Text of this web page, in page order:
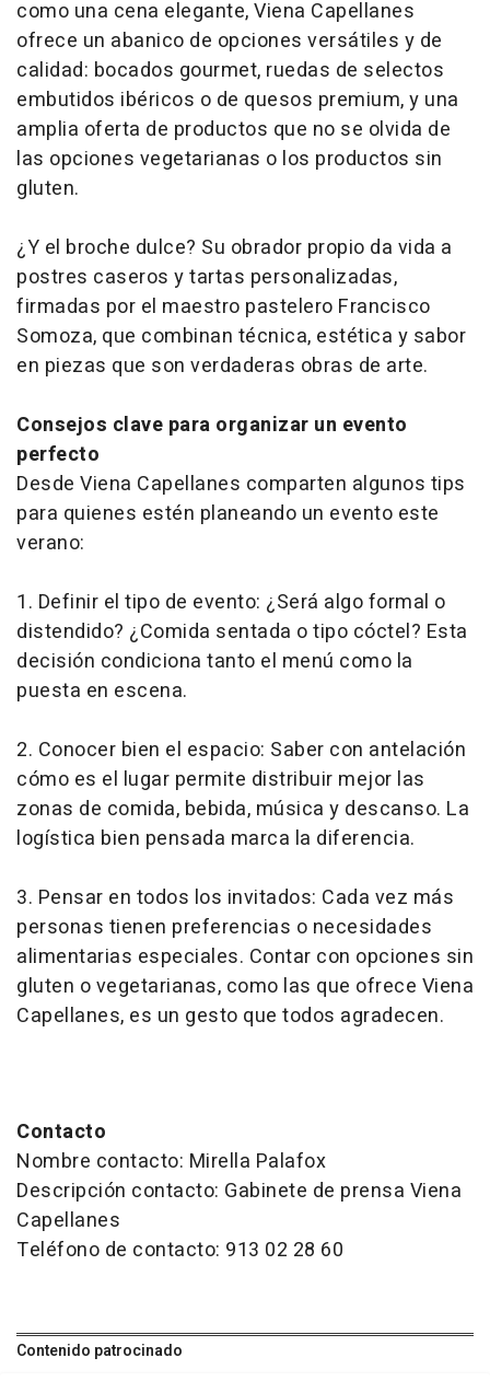
como una cena elegante, Viena Capellanes
ofrece un abanico de opciones versátiles y de
calidad: bocados gourmet, ruedas de selectos
embutidos ibéricos o de quesos premium, y una
amplia oferta de productos que no se olvida de
las opciones vegetarianas o los productos sin
gluten.
¿Y el broche dulce? Su obrador propio da vida a
postres caseros y tartas personalizadas,
firmadas por el maestro pastelero Francisco
Somoza, que combinan técnica, estética y sabor
en piezas que son verdaderas obras de arte.
Consejos clave para organizar un evento
perfecto
Desde Viena Capellanes comparten algunos tips
para quienes estén planeando un evento este
verano:
1. Definir el tipo de evento: ¿Será algo formal o
distendido? ¿Comida sentada o tipo cóctel? Esta
decisión condiciona tanto el menú como la
puesta en escena.
2. Conocer bien el espacio: Saber con antelación
cómo es el lugar permite distribuir mejor las
zonas de comida, bebida, música y descanso. La
logística bien pensada marca la diferencia.
3. Pensar en todos los invitados: Cada vez más
personas tienen preferencias o necesidades
alimentarias especiales. Contar con opciones sin
gluten o vegetarianas, como las que ofrece Viena
Capellanes, es un gesto que todos agradecen.
Contacto
Nombre contacto: Mirella Palafox
Descripción contacto: Gabinete de prensa Viena
Capellanes
Teléfono de contacto: 913 02 28 60
Contenido patrocinado